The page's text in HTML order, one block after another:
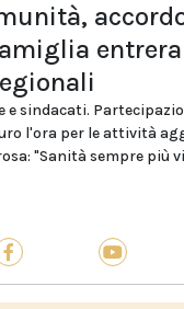
e sindacati.
l'ora per le attività
"Sanità sempre più